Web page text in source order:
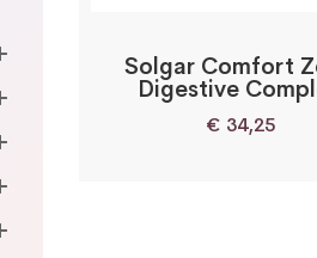
Solgar Comfort
Digestive
€ 34,25